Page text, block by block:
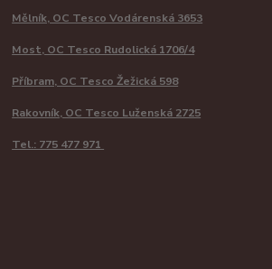
Mělník, OC Tesco Vodárenská 3653
Most, OC Tesco Rudolická 1706/4
Příbram, OC Tesco Žežická 598
Rakovník, OC Tesco Luženská 2725
Tel.: 775 477 971